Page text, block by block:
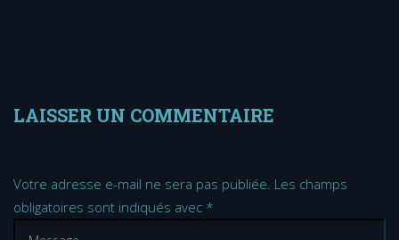
LAISSER UN COMMENTAIRE
Votre adresse e-mail ne sera pas publiée. Les champs
obligatoires sont indiqués avec *